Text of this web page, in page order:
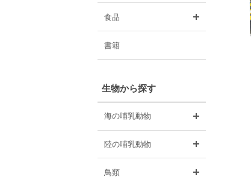
食品
書籍
生物から探す
海の哺乳動物
陸の哺乳動物
鳥類